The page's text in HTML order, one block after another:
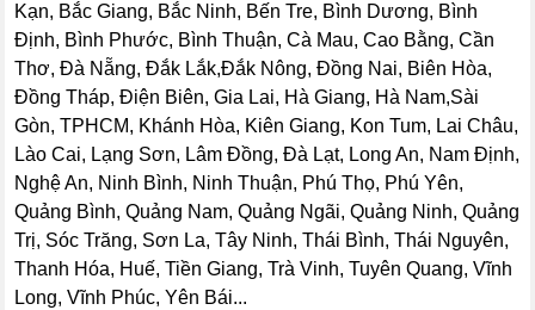
Kạn, Bắc Giang, Bắc Ninh, Bến Tre, Bình Dương, Bình
Định, Bình Phước, Bình Thuận, Cà Mau, Cao Bằng, Cần
Thơ, Đà Nẵng, Đắk Lắk,Đắk Nông, Đồng Nai, Biên Hòa,
Đồng Tháp, Điện Biên, Gia Lai, Hà Giang, Hà Nam,Sài
Gòn, TPHCM, Khánh Hòa, Kiên Giang, Kon Tum, Lai Châu,
Lào Cai, Lạng Sơn, Lâm Đồng, Đà Lạt, Long An, Nam Định,
Nghệ An, Ninh Bình, Ninh Thuận, Phú Thọ, Phú Yên,
Quảng Bình, Quảng Nam, Quảng Ngãi, Quảng Ninh, Quảng
Trị, Sóc Trăng, Sơn La, Tây Ninh, Thái Bình, Thái Nguyên,
Thanh Hóa, Huế, Tiền Giang, Trà Vinh, Tuyên Quang, Vĩnh
Long, Vĩnh Phúc, Yên Bái...